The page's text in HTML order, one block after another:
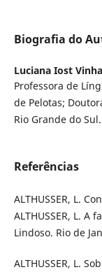
Biografia do
Luciana Iost
Professora de
de Pelotas;
Rio Grande do Sul.
Referências
ALTHUSSER, L.
ALTHUSSER, L. A
Lindoso. Rio de
ALTHUSSER, L.